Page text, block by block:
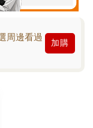
周邊看過
加購